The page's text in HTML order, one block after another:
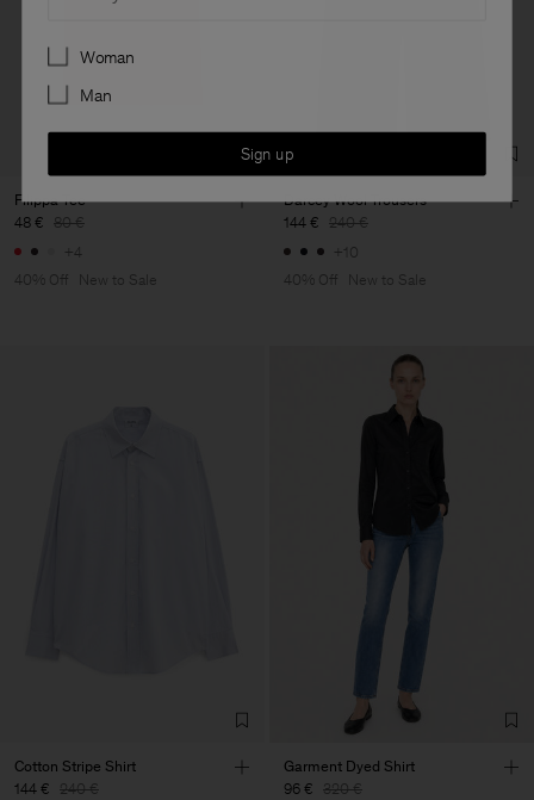
Filippa Tee
48 € 80 €
+4
40% Off
New to Sale
Darcey Wool Trousers
144 € 240 €
+10
40% Off
New to Sale
Cotton Stripe Shirt
144 € 240 €
Garment Dyed Shirt
96 € 320 €
Preferences
Woman
Man
Sign up